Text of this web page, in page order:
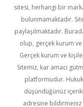
sitesi, herhangi bir
bulunmamaktadır.
paylaşılmaktadır.
olup, gerçek kurum ve
Gerçek kurum ve
Sitemiz, kar amacı
platformudur.
düşündüğünüz
adresine bildirmeniz